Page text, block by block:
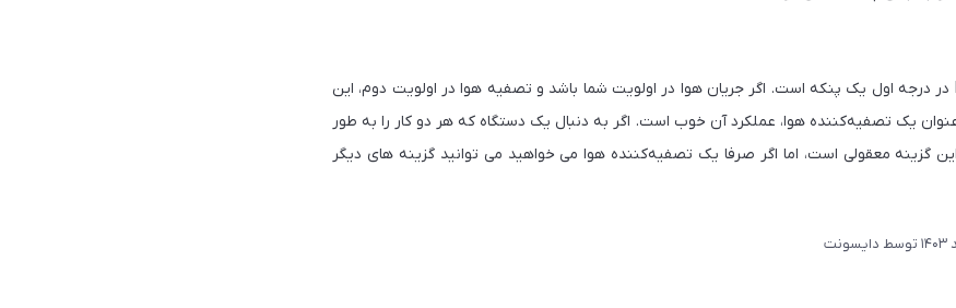
مدل Dyson Pure Cool Link در درجه اول یک پنکه است. اگر جریان هوا در اولویت شما باشد و تصفیه هوا در اولویت دوم، این
یک تصفیه‌کننده هوا، عملکرد آن خوب است. اگر به دنبال یک دستگاه که هر دو کار را به طور
گزینه معقولی است، اما اگر صرفا یک تصفیه‌کننده هوا می خواهید می توانید گزینه های دیگر
توسط دایسونت